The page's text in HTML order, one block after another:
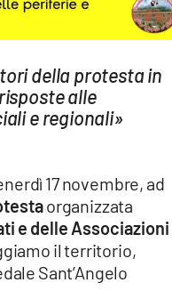
della protesta in
alle
e regionali»
17 novembre, ad
organizzata
e delle Associazioni
il territorio,
Sant’Angelo